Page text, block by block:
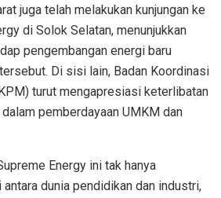
juga telah melakukan kunjungan ke
di Solok Selatan, menunjukkan
pengembangan energi baru
Di sisi lain, Badan Koordinasi
turut mengapresiasi keterlibatan
pemberdayaan UMKM dan
Energy ini tak hanya
dunia pendidikan dan industri,